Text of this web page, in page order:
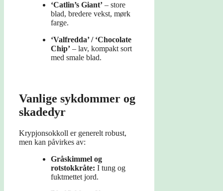
‘Catlin’s Giant’ – store
blad, bredere vekst, mørk
farge.
‘Valfredda’ / ‘Chocolate
Chip’ – lav, kompakt sort
med smale blad.
Vanlige sykdommer og
skadedyr
Krypjonsokkoll er generelt robust,
men kan påvirkes av:
Gråskimmel og
rotstokkråte: I tung og
fuktmettet jord.